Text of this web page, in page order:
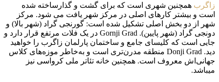
زاگرب همچنین شهری است که برای گشت و گذارساخته شده
است و بیشتر کارهای اصلی در مرکز شهر یافت می شود. مرکز
شهر از دو بخش اصلی تشکیل شده است: گورنجی گراد (شهر بالا) و
دونجی گراد (شهر پایین). Gornji Grad در یک فلات مرتفع قرار دارد و
جایی است که کلیسای جامع و ساختمان پارلمان زاگرب را خواهید
دید. Donji Grad منطقه مدرن‌تری است و به‌خاطر موزه‌های کلاس
جهانی‌اش معروف است. همچنین خانه تئاتر ملی کرواسی نیز
میباشد.